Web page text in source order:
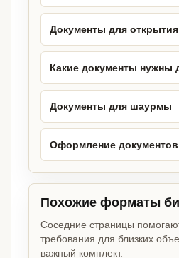
Документы для
Какие документы нужны
Документы для шаурмы
Оформление
Похожие форматы
Соседние страницы
требования для близких
важный комплект.